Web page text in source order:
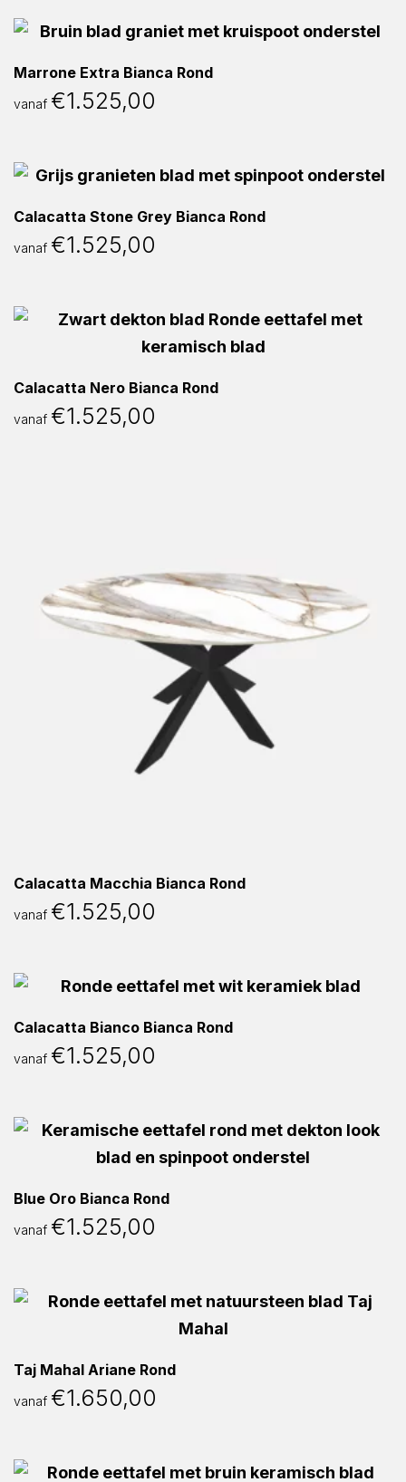
Marrone Extra Bianca Rond
vanaf €1.525,00
Calacatta Stone Grey Bianca Rond
vanaf €1.525,00
Calacatta Nero Bianca Rond
vanaf €1.525,00
Calacatta Macchia Bianca Rond
vanaf €1.525,00
Calacatta Bianco Bianca Rond
vanaf €1.525,00
Blue Oro Bianca Rond
vanaf €1.525,00
Taj Mahal Ariane Rond
vanaf €1.650,00